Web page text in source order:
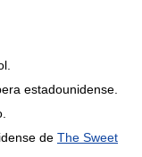
estadounidense.
de The Sweet